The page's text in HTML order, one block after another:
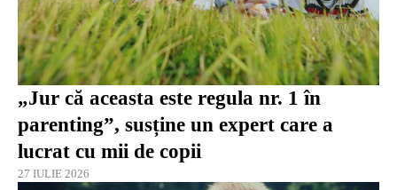
„Jur că aceasta este regula nr. 1 în
parenting”, susține un expert care a
lucrat cu mii de copii
27 IULIE 2026